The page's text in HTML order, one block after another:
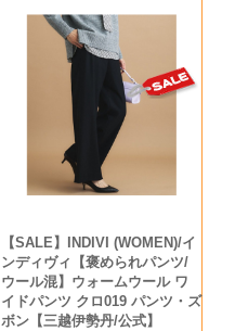
【SALE】INDIVI (WOMEN)/イ
ンディヴィ【褒められパンツ/
ウール混】ウォームウール ワ
イドパンツ クロ019 パンツ・ズ
ボン【三越伊勢丹/公式】